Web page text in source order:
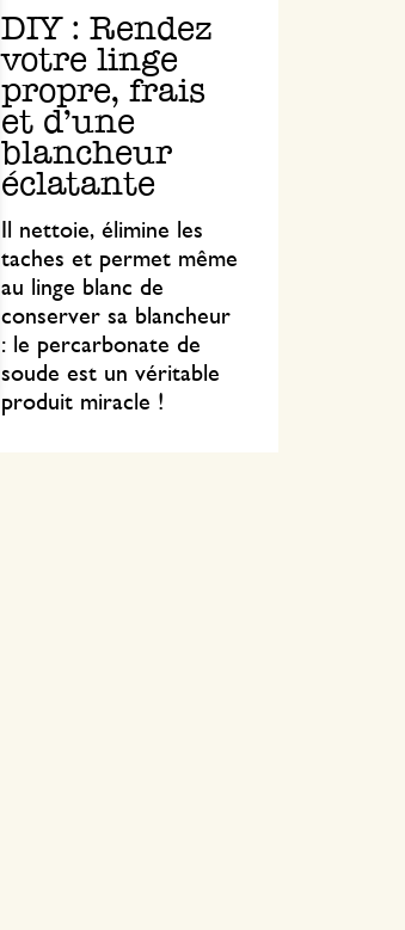
DIY : Rendez
votre linge
propre, frais
et d'une
blancheur
éclatante
Il nettoie, élimine les
taches et permet même
au linge blanc de
conserver sa blancheur
: le percarbonate de
soude est un véritable
produit miracle !